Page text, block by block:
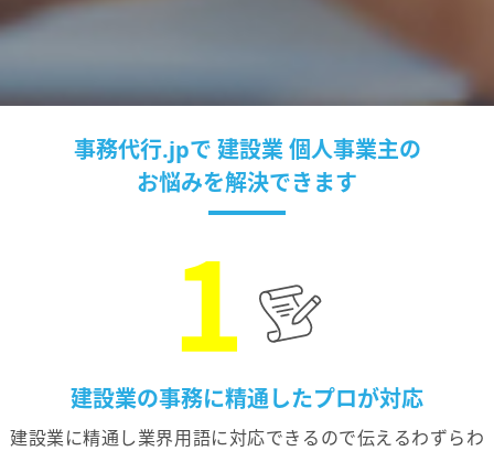
事務代行.jpで 建設業 個人事業主の
お悩みを解決できます
建設業の事務に精通したプロが対応
建設業に精通し業界用語に対応できるので伝えるわずらわ